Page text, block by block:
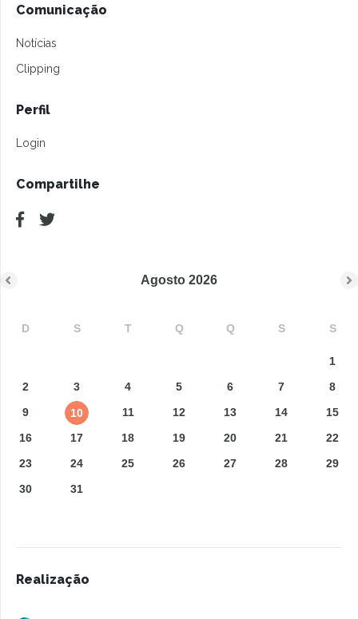
Comunicação
Notícias
Clipping
Perfil
Login
Compartilhe
Agosto 2026
D S T Q Q S S
1
2
3 4 5 6 7
8
9
10 11 12 13 14
15
16
17 18 19 20 21
22
23
24 25 26 27 28
29
30
31
Realização